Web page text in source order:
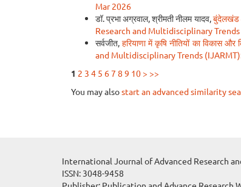
Mar 2026
डॉ. प्रभा अग्रवाल, श्रीमती नीलम यादव,बुंदेलखंड
Research and Multidisciplinary
सर्वजीत,हरियाणा में कृषि नीतियों का विकास
and Multidisciplinary Trends
1 2 3 4 5 67 8 9 10 > >>
You may alsostart an advanced similarity
International Journal of Advanced Research
ISSN: 3048-9458